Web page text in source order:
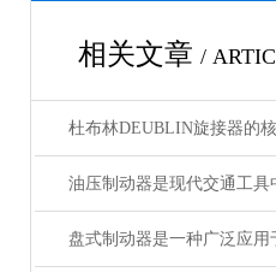
相关文章 /